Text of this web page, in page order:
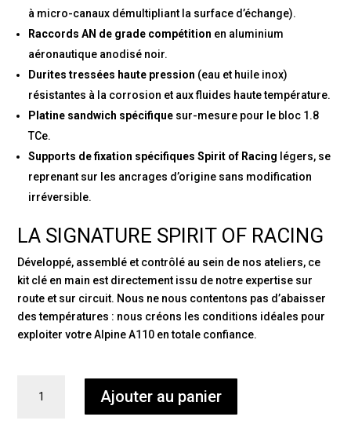
à micro-canaux démultipliant la surface d’échange).
Raccords AN de grade compétition en aluminium
aéronautique anodisé noir.
Durites tressées haute pression (eau et huile inox)
résistantes à la corrosion et aux fluides haute température.
Platine sandwich spécifique sur-mesure pour le bloc 1.8
TCe.
Supports de fixation spécifiques Spirit of Racing légers, se
reprenant sur les ancrages d’origine sans modification
irréversible.
LA SIGNATURE SPIRIT OF RACING
Développé, assemblé et contrôlé au sein de nos ateliers, ce
kit clé en main est directement issu de notre expertise sur
route et sur circuit. Nous ne nous contentons pas d’abaisser
des températures : nous créons les conditions idéales pour
exploiter votre Alpine A110 en totale confiance.
Ajouter au panier